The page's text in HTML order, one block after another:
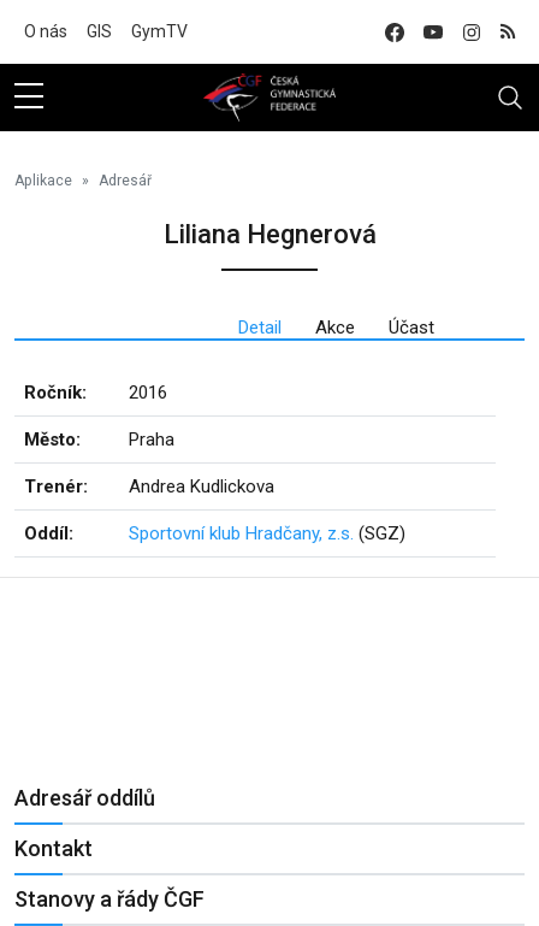
O nás GIS GymTV
Aplikace Adresář
Liliana Hegnerová
Detail Akce Účast
Ročník: 2016
Město: Praha
Trenér: Andrea Kudlickova
Oddíl: Sportovní klub Hradčany, z.s. (SGZ)
Adresář oddílů
Kontakt
Stanovy a řády ČGF